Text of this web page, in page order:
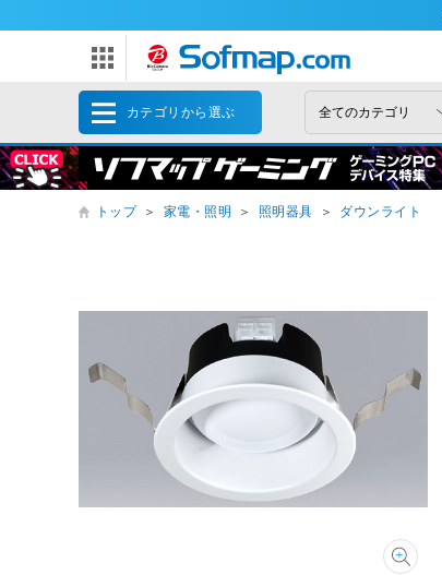
カテゴリから選ぶ
トップ ＞ 家電・照明 ＞ 照明器具 ＞ ダウンライト